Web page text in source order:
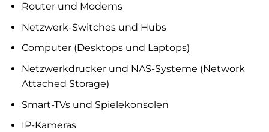
Router und Modems
Netzwerk-Switches und Hubs
Computer (Desktops und Laptops)
Netzwerkdrucker und NAS-Systeme (Network
Attached Storage)
Smart-TVs und Spielekonsolen
IP-Kameras